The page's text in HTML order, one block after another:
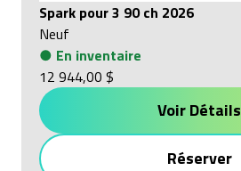
Spark pour 3 90 ch 2026
Neuf
● En inventaire
12 944,00 $
Voir Détails
Réserver